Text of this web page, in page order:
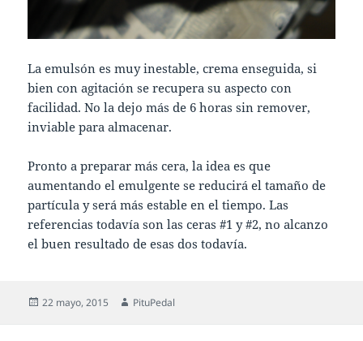
La emulsón es muy inestable, crema enseguida, si
bien con agitación se recupera su aspecto con
facilidad. No la dejo más de 6 horas sin remover,
inviable para almacenar.
Pronto a preparar más cera, la idea es que
aumentando el emulgente se reducirá el tamaño de
partícula y será más estable en el tiempo. Las
referencias todavía son las ceras #1 y #2, no alcanzo
el buen resultado de esas dos todavía.
Publicado
22 mayo, 2015 Autor
PituPedal